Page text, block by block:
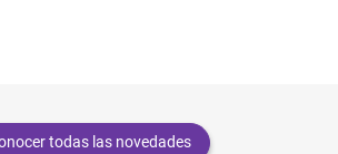
todas las novedades